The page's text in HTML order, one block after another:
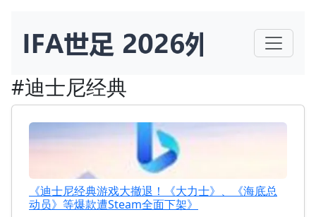
#迪士尼经典
《迪士尼经典游戏大撤退！《大力士》、《海底总
动员》等爆款遭Steam全面下架》